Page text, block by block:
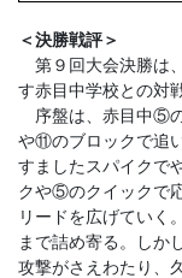
＜決勝戦評＞
第９回大会決勝は
す赤目中学校との対
序盤は、赤目中⑤
や⑪のブロックで追
すましたスパイクで
クや⑤のクイックで
リードを広げていく
まで詰め寄る。しか
攻撃がさえわたり、